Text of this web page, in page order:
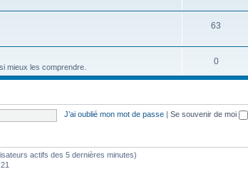
63
mieux les comprendre.
0
J’ai oublié mon mot de passe Se souvenir de moi
actifs des 5 dernières minutes)